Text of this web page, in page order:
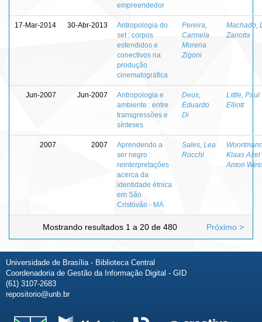
empreendedor
17-Mar-2014 30-Abr-2013
Antropologia do
set : corpos
estendidos e
conectivos na
produção
cinematográfica
Pereira,
Carmela
Morena
Zigoni
Machado,
Zanotta
Jun-2007 Jun-2007
Antropologia e
ambiente : entre
transgressões e
sínteses
Deus,
Eduardo
Di
Little, Paul
Elliott
2007 2007
Aprendendo a
ser negro :
reinterpretações
acerca da
identidade étnica
em São
Cristóvão - MA
Sales, Lea
Rocchi
Klaas Axel
Anton
Mostrando resultados 1 a 20 de 480 Próximo >
Universidade de Brasília - Biblioteca Central
Coordenadoria de Gestão da Informação Digital - GID
(61) 3107-2683
repositorio@unb.br